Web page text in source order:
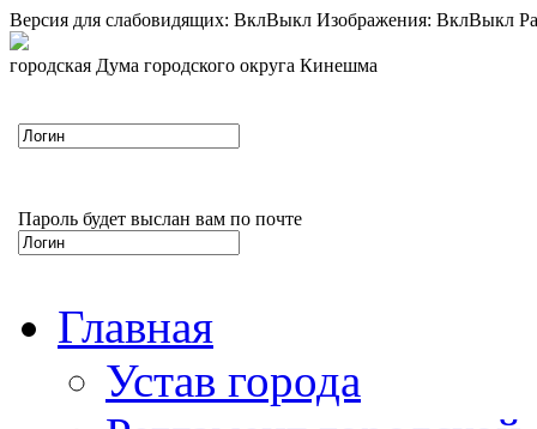
Версия для слабовидящих: ВклВыкл Изображения: ВклВыкл
городская Дума городского округа Кинешма
Пароль будет выслан вам по почте
Главная
Устав города